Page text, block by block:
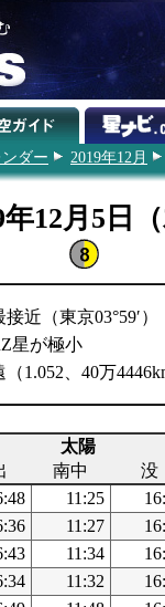
ダー 2019年12月
12月5日（
近（東京03°59′）
星が極小
1.052、40万
太陽
南中 没
11:25
11:27
11:34
11:32